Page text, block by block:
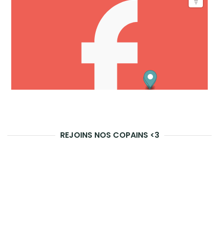
REJOINS NOS COPAINS <3